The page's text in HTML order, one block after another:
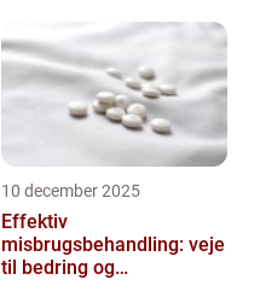
10 december 2025
Effektiv
misbrugsbehandling: veje
til bedring og